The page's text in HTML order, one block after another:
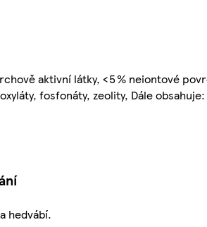
aktivní látky, < 5 % neiontové
fosfonáty, zeolity, Dále obsahuje:
hedvábí.